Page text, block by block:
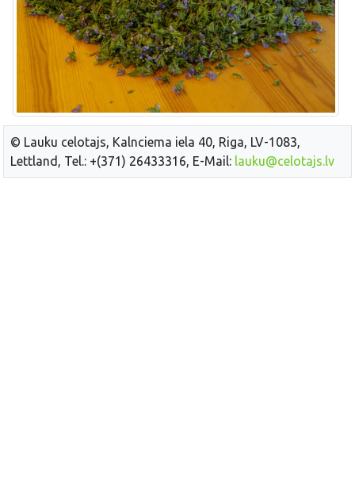
© Lauku celotajs, Kalnciema iela 40, Riga, LV-1083,
Lettland, Tel.: +(371) 26433316, E-Mail: lauku@celotajs.lv